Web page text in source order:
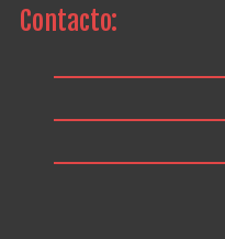
Contacto: